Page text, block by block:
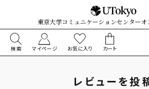
東京大学コミュニケーションセンター
検索 マイページ お気に入り カート
レビューを投